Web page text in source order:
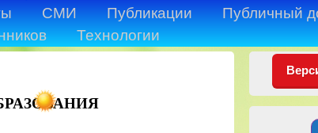
СМИ Публикации
Публичный
Технологии